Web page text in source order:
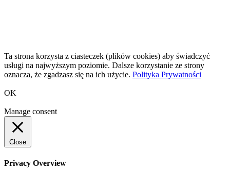
Ta strona korzysta z ciasteczek (plików cookies) aby świadczyć
usługi na najwyższym poziomie. Dalsze korzystanie ze strony
oznacza, że zgadzasz się na ich użycie. Polityka Prywatności
OK
Manage consent
Close
Privacy Overview